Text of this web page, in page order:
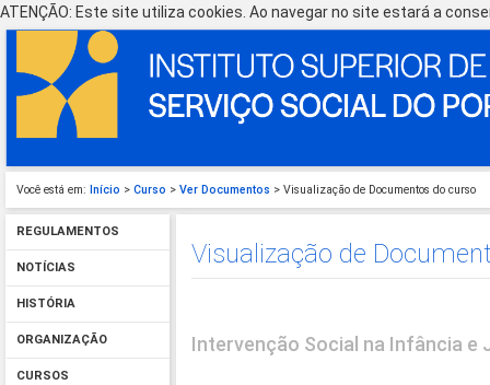
ATENÇÃO: Este site utiliza cookies. Ao navegar no site estará a
Você está em: Início > Curso > Ver Documentos > Visualização de Documentos do curso
REGULAMENTOS
NOTÍCIAS
HISTÓRIA
ORGANIZAÇÃO
CURSOS
Visualização de
Intervenção Social na Infância e